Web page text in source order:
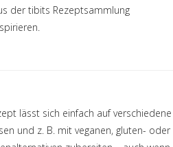
der tibits Rezeptsammlung
lässt sich einfach auf verschiedene
und z. B. mit veganen, gluten- oder